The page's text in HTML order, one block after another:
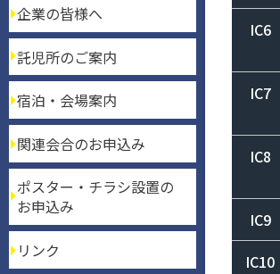
企業の皆様へ
託児所のご案内
宿泊・会場案内
関連会合のお申込み
ポスター・チラシ設置の
お申込み
リンク
IC6
IC7
IC8
IC9
IC10